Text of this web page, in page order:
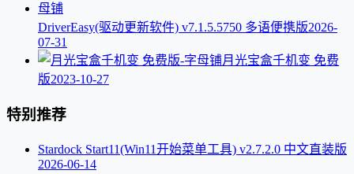
DriverEasy(驱动更新软件) v7.1.5.5750 多语便携版2026-
07-31
月光宝盒千机变 免费
版2023-10-27
特别推荐
Stardock Start11(Win11开始菜单工具) v2.7.2.0 中文直装版
2026-06-14